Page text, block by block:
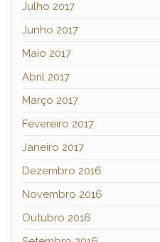
Julho 2017
Junho 2017
Maio 2017
Abril 2017
Março 2017
Fevereiro 2017
Janeiro 2017
Dezembro 2016
Novembro 2016
Outubro 2016